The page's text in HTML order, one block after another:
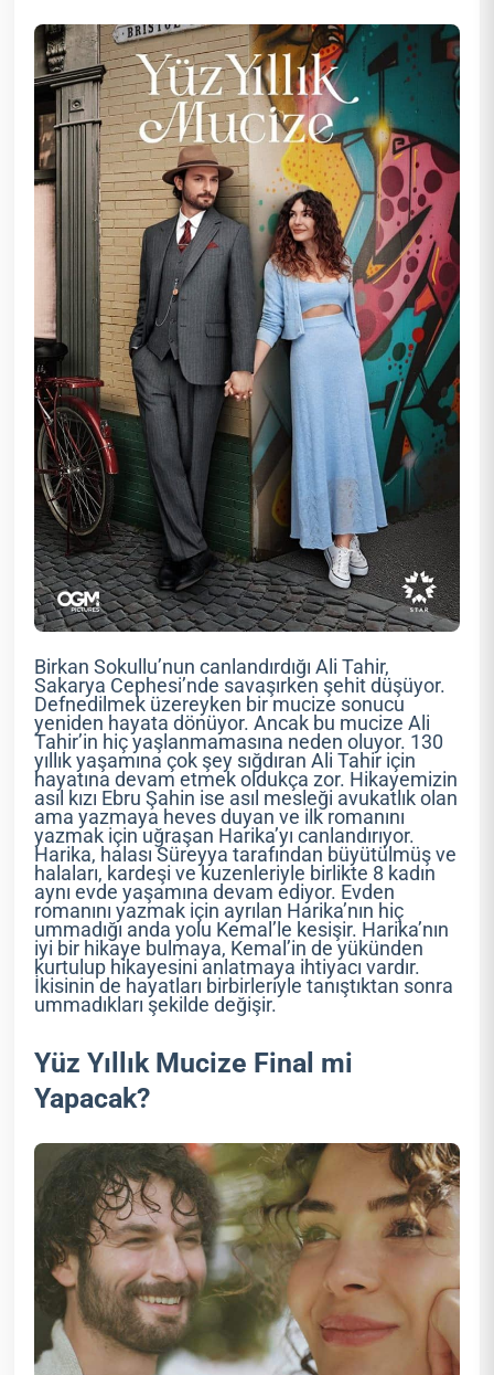
Birkan Sokullu’nun canlandırdığı Ali Tahir,
Sakarya Cephesi’nde savaşırken şehit düşüyor.
Defnedilmek üzereyken bir mucize sonucu
yeniden hayata dönüyor. Ancak bu mucize Ali
Tahir’in hiç yaşlanmamasına neden oluyor. 130
yıllık yaşamına çok şey sığdıran Ali Tahir için
hayatına devam etmek oldukça zor. Hikayemizin
asıl kızı Ebru Şahin ise asıl mesleği avukatlık olan
ama yazmaya heves duyan ve ilk romanını
yazmak için uğraşan Harika’yı canlandırıyor.
Harika, halası Süreyya tarafından büyütülmüş ve
halaları, kardeşi ve kuzenleriyle birlikte 8 kadın
aynı evde yaşamına devam ediyor. Evden
romanını yazmak için ayrılan Harika’nın hiç
ummadığı anda yolu Kemal’le kesişir. Harika’nın
iyi bir hikaye bulmaya, Kemal’in de yükünden
kurtulup hikayesini anlatmaya ihtiyacı vardır.
İkisinin de hayatları birbirleriyle tanıştıktan sonra
ummadıkları şekilde değişir.
Yüz Yıllık Mucize Final mi
Yapacak?